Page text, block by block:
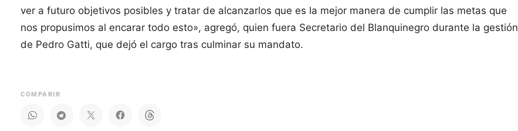
ver a futuro objetivos posibles y tratar de alcanzarlos que es la mejor manera de cumplir las metas que
nos propusimos al encarar todo esto», agregó, quien fuera Secretario del Blanquinegro durante la gestión
de Pedro Gatti, que dejó el cargo tras culminar su mandato.
COMPARIR